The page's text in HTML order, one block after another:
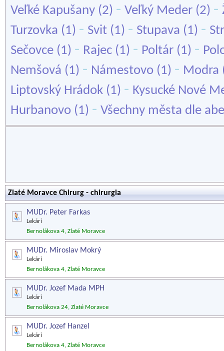
Veľké Kapušany (2) - Veľký Meder (2) -
Turzovka (1) - Svit (1) - Stupava (1) -
Sečovce (1) - Rajec (1) - Poltár (1) -
Nemšová (1) - Námestovo (1) - Modra
Liptovský Hrádok (1) - Kysucké Nové
Hurbanovo (1) - Všechny města dle
Zlaté Moravce Chirurg - chirurgia
MUDr. Peter Farkas
Lekári
Bernolákova 4, Zlaté Moravce
MUDr. Miroslav Mokrý
Lekári
Bernolákova 4, Zlaté Moravce
MUDr. Jozef Mada MPH
Lekári
Bernolákova 24, Zlaté Moravce
MUDr. Jozef Hanzel
Lekári
Bernolákova 4, Zlaté Moravce